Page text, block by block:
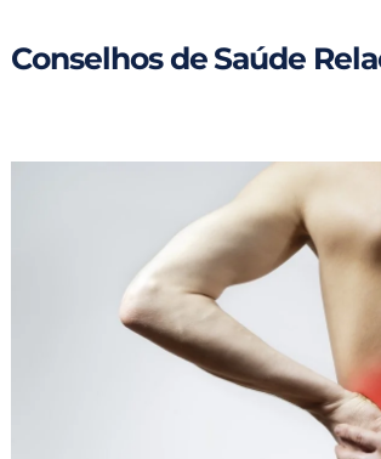
Conselhos de Saúde